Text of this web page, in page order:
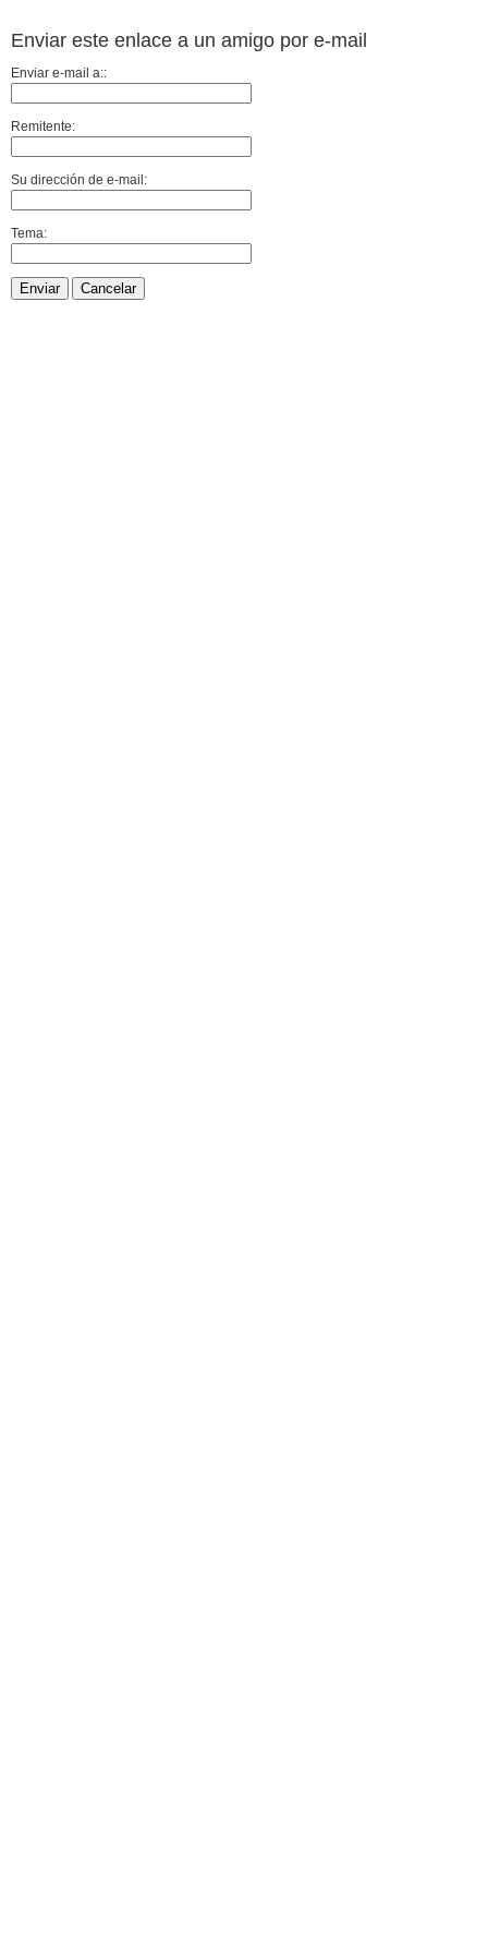
Enviar este enlace a un amigo por e-mail
Enviar e-mail a::
Remitente:
Su dirección de e-mail:
Tema:
Enviar Cancelar